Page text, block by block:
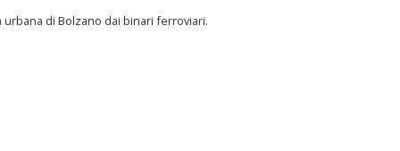
di Bolzano dai binari ferroviari.